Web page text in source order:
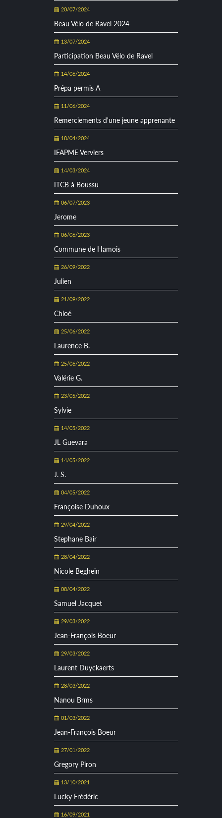
20/07/2024
Beau Vélo de Ravel 2024
13/07/2024
Participation Beau Vélo de Ravel
14/06/2024
Prépa permis A
11/06/2024
Remerciements d'une jeune apprenante
18/04/2024
IFAPME Verviers
14/03/2024
ITCB à Boussu
06/07/2023
Jerome
06/06/2023
Commune de Hamois
26/09/2022
Julien
21/09/2022
Chloé
25/06/2022
Laurence B.
25/06/2022
Valérie G.
23/05/2022
Sylvie
14/05/2022
JL Guevara
14/05/2022
J. S.
04/05/2022
Françoise Duhoux
29/04/2022
Stephane Bair
28/04/2022
Nicole Beghein
08/04/2022
Samuel Jacquet
29/03/2022
Jean-François Boeur
29/03/2022
Laurent Duyckaerts
28/03/2022
Nanou Brms
01/03/2022
Jean-François Boeur
27/01/2022
Gregory Piron
13/10/2021
Lucky Frédéric
16/09/2021